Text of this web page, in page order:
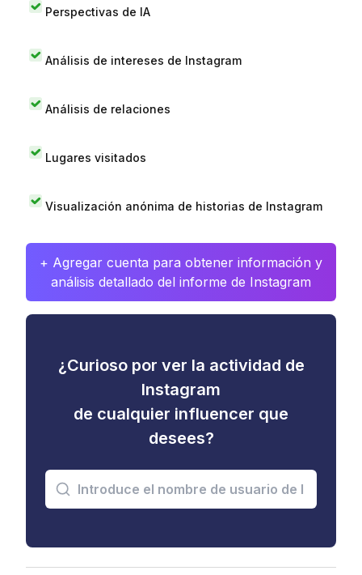
Perspectivas de IA
Análisis de intereses de Instagram
Análisis de relaciones
Lugares visitados
Visualización anónima de historias de Instagram
+ Agregar cuenta para obtener información y
análisis detallado del informe de Instagram
¿Curioso por ver la actividad de
Instagram
de cualquier influencer que
desees?